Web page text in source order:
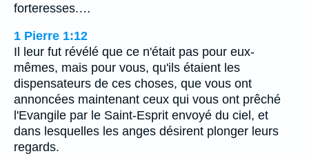
forteresses.…
1 Pierre 1:12
Il leur fut révélé que ce n'était pas pour eux-
mêmes, mais pour vous, qu'ils étaient les
dispensateurs de ces choses, que vous ont
annoncées maintenant ceux qui vous ont prêché
l'Evangile par le Saint-Esprit envoyé du ciel, et
dans lesquelles les anges désirent plonger leurs
regards.